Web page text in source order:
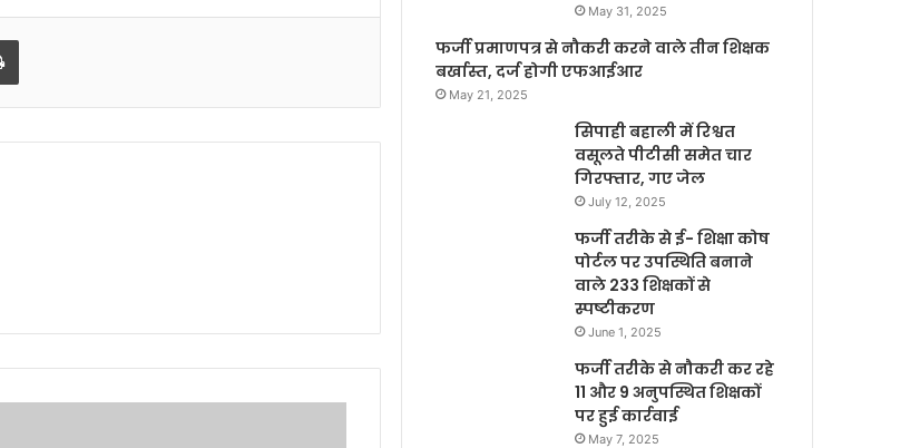
May 31, 2025
फर्जी प्रमाणपत्र से नौकरी करने वाले तीन शिक्षक
बर्खास्त, दर्ज होगी एफआईआर
May 21, 2025
सिपाही बहाली में रिश्वत
वसूलते पीटीसी समेत चार
गिरफ्तार, गए जेल
July 12, 2025
फर्जी तरीके से ई- शिक्षा कोष
पोर्टल पर उपस्थिति बनाने
वाले 233 शिक्षकों से
स्पष्टीकरण
June 1, 2025
फर्जी तरीके से नौकरी कर रहे
11 और 9 अनुपस्थित शिक्षकों
पर हुई कार्रवाई
May 7, 2025